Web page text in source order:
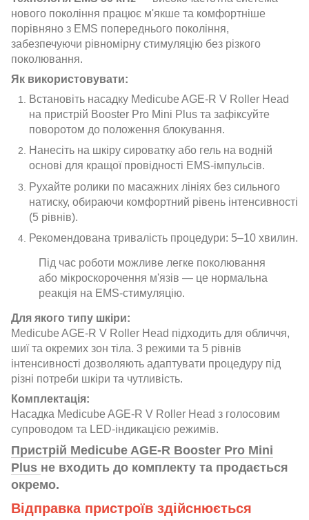
нового покоління працює м'якше та комфортніше
порівняно з EMS попереднього покоління,
забезпечуючи рівномірну стимуляцію без різкого
поколювання.
Як використовувати:
Встановіть насадку Medicube AGE-R V Roller Head
на пристрій Booster Pro Mini Plus та зафіксуйте
поворотом до положення блокування.
Нанесіть на шкіру сироватку або гель на водній
основі для кращої провідності EMS-імпульсів.
Рухайте ролики по масажних лініях без сильного
натиску, обираючи комфортний рівень інтенсивності
(5 рівнів).
Рекомендована тривалість процедури: 5–10 хвилин.
Під час роботи можливе легке поколювання
або мікроскорочення м'язів — це нормальна
реакція на EMS-стимуляцію.
Для якого типу шкіри:
Medicube AGE-R V Roller Head підходить для обличчя,
шиї та окремих зон тіла. 3 режими та 5 рівнів
інтенсивності дозволяють адаптувати процедуру під
різні потреби шкіри та чутливість.
Комплектація:
Насадка Medicube AGE-R V Roller Head з голосовим
супроводом та LED-індикацією режимів.
Пристрій Medicube AGE-R Booster Pro Mini
Plus не входить до комплекту та продається
окремо.
Відправка пристроїв здійснюється